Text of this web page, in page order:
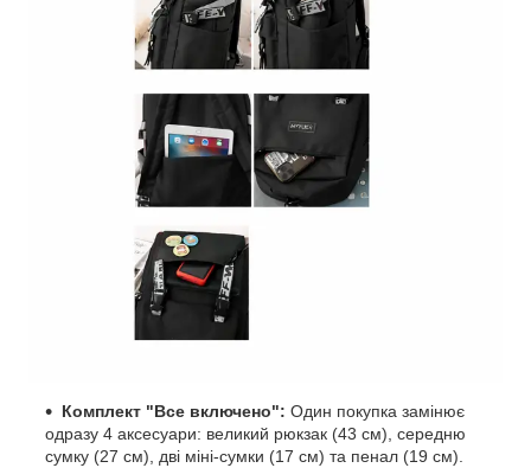
Комплект "Все включено": Один покупка замінює
одразу 4 аксесуари: великий рюкзак (43 см), середню
сумку (27 см), дві міні-сумки (17 см) та пенал (19 см).